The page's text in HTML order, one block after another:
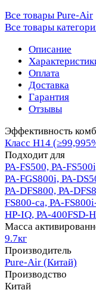
Все товары Pure-Air
Все товары
Описание
Оплата
Доставка
Гарантия
Отзывы
Эффективность
Класс Н14
Подходит для
PA-FS500, PA-
PA-FGS800i, PA-
PA-DFS800, PA-
FS800-ca, PA-
HP-IQ, PA-400FSD-
Масса
9.7кг
Производитель
Pure-Air (Китай)
Производство
Китай